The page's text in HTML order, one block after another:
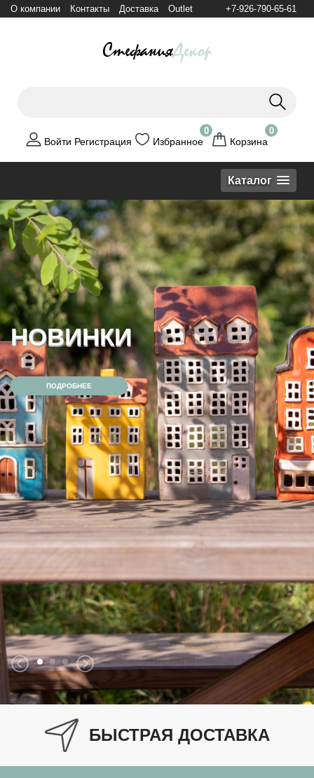
О компании Контакты Доставка +7-926-790-65-61
Outlet
Войти Регистрация Избранное
0
Корзина
0
Каталог
АУТЛЕТ — СКИДКА 40%
ПОДРОБНЕЕ
БЫСТРАЯ ДОСТАВКА